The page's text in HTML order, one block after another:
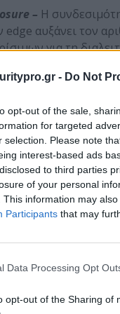
- Do Not
opt-out of the sale,
for targeted
selection. Please note
interest-based ads
to third parties
of your personal
This information may
Participants that may
Data Processing Opt
opt-out of the Sharing of
– Η
αυξάνει τον
για τη
από επαρκή μέτρα
ευάλωτα σημεία
–
η
γίνεται
και στα
την
κανονισμών
πιο
περιοχών,
ή
νομικών